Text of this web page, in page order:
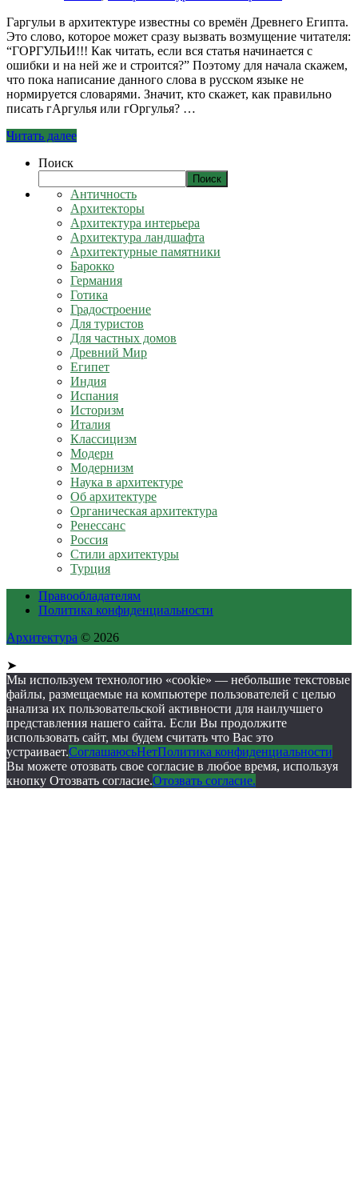
Гаргульи в архитектуре известны со времён Древнего Египта.
Это слово, которое может сразу вызвать возмущение читателя:
“ГОРГУЛЬИ!!! Как читать, если вся статья начинается с
ошибки и на ней же и строится?” Поэтому для начала скажем,
что пока написание данного слова в русском языке не
нормируется словарями. Значит, кто скажет, как правильно
писать гАргулья или гОргулья? …
Читать далее
Поиск
Поиск
Античность
Архитекторы
Архитектура интерьера
Архитектура ландшафта
Архитектурные памятники
Барокко
Германия
Готика
Градостроение
Для туристов
Для частных домов
Древний Мир
Египет
Индия
Испания
Историзм
Италия
Классицизм
Модерн
Модернизм
Наука в архитектуре
Об архитектуре
Органическая архитектура
Ренессанс
Россия
Стили архитектуры
Турция
Правообладателям
Политика конфиденциальности
Архитектура © 2026
➤
Мы используем технологию «cookie» — небольшие текстовые
файлы, размещаемые на компьютере пользователей с целью
анализа их пользовательской активности для наилучшего
представления нашего сайта. Если Вы продолжите
использовать сайт, мы будем считать что Вас это
устраивает.СоглашаюсьНетПолитика конфиденциальности
Вы можете отозвать свое согласие в любое время, используя
кнопку Отозвать согласие.Отозвать согласие.